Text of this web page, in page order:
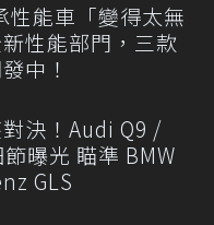
性能車「變得太無
性能部門，三款
中！
決！Audi Q9 /
曝光 瞄準 BMW
GLS